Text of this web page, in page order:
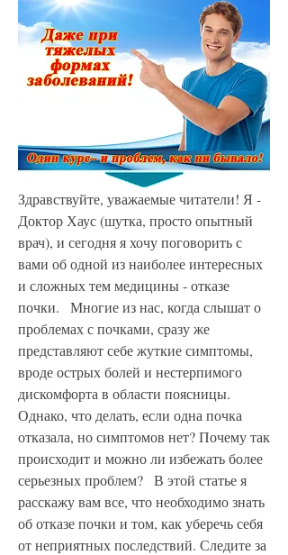
Здравствуйте, уважаемые читатели! Я -
Доктор Хаус (шутка, просто опытный
врач), и сегодня я хочу поговорить с
вами об одной из наиболее интересных
и сложных тем медицины - отказе
почки.   Многие из нас, когда слышат о
проблемах с почками, сразу же
представляют себе жуткие симптомы,
вроде острых болей и нестерпимого
дискомфорта в области поясницы.
Однако, что делать, если одна почка
отказала, но симптомов нет? Почему так
происходит и можно ли избежать более
серьезных проблем?   В этой статье я
расскажу вам все, что необходимо знать
об отказе почки и том, как уберечь себя
от неприятных последствий. Следите за